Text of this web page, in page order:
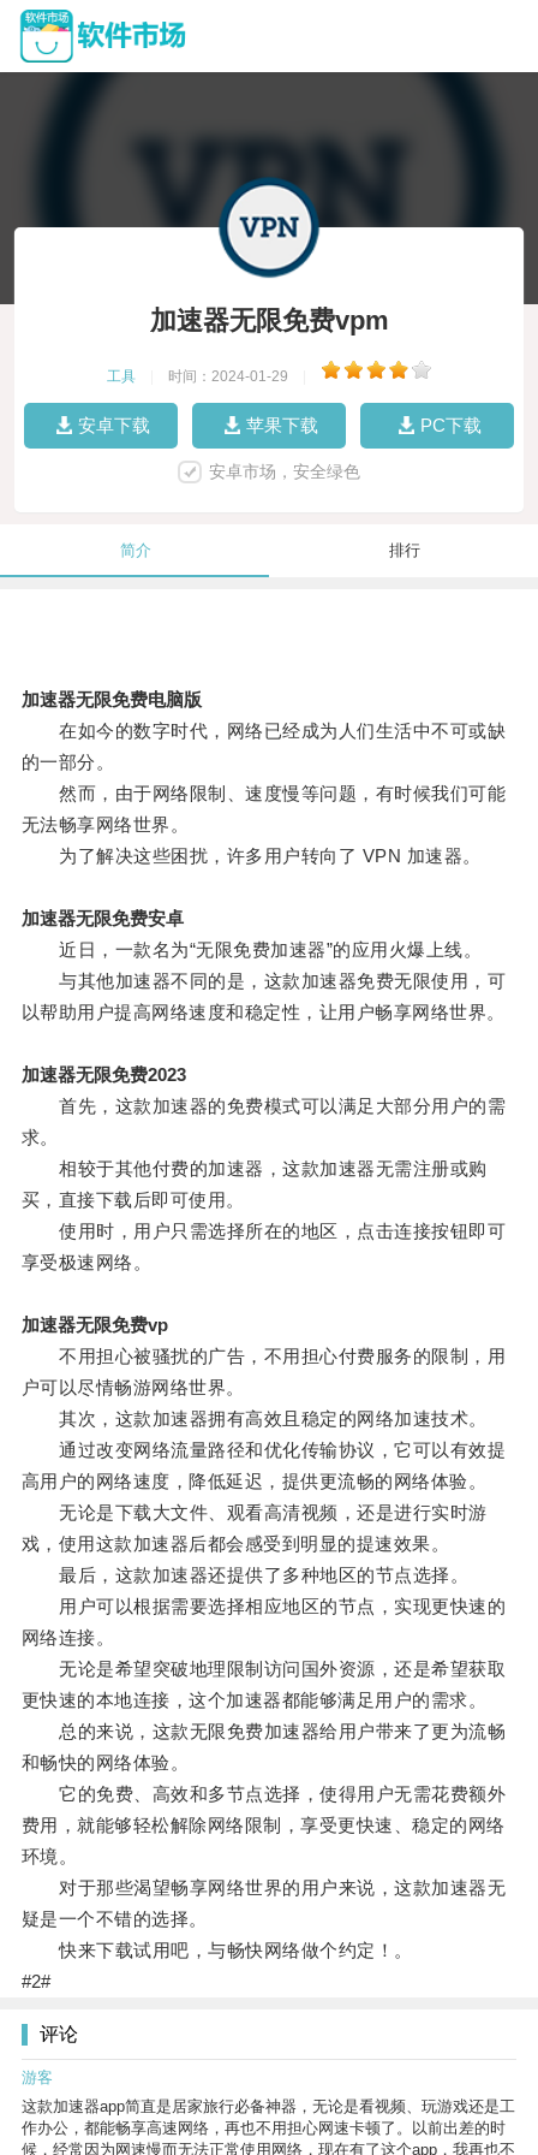
加速器无限免费vpm
工具 时间：2024-01-29
安卓下载 苹果下载 PC下载
安卓市场，安全绿色
简介 排行
加速器无限免费电脑版
在如今的数字时代，网络已经成为人们生活中不可或缺
的一部分。
然而，由于网络限制、速度慢等问题，有时候我们可能
无法畅享网络世界。
为了解决这些困扰，许多用户转向了 VPN 加速器。
加速器无限免费安卓
近日，一款名为“无限免费加速器”的应用火爆上线。
与其他加速器不同的是，这款加速器免费无限使用，可
以帮助用户提高网络速度和稳定性，让用户畅享网络世界。
加速器无限免费2023
首先，这款加速器的免费模式可以满足大部分用户的需
求。
相较于其他付费的加速器，这款加速器无需注册或购
买，直接下载后即可使用。
使用时，用户只需选择所在的地区，点击连接按钮即可
享受极速网络。
加速器无限免费vp
不用担心被骚扰的广告，不用担心付费服务的限制，用
户可以尽情畅游网络世界。
其次，这款加速器拥有高效且稳定的网络加速技术。
通过改变网络流量路径和优化传输协议，它可以有效提
高用户的网络速度，降低延迟，提供更流畅的网络体验。
无论是下载大文件、观看高清视频，还是进行实时游
戏，使用这款加速器后都会感受到明显的提速效果。
最后，这款加速器还提供了多种地区的节点选择。
用户可以根据需要选择相应地区的节点，实现更快速的
网络连接。
无论是希望突破地理限制访问国外资源，还是希望获取
更快速的本地连接，这个加速器都能够满足用户的需求。
总的来说，这款无限免费加速器给用户带来了更为流畅
和畅快的网络体验。
它的免费、高效和多节点选择，使得用户无需花费额外
费用，就能够轻松解除网络限制，享受更快速、稳定的网络
环境。
对于那些渴望畅享网络世界的用户来说，这款加速器无
疑是一个不错的选择。
快来下载试用吧，与畅快网络做个约定！。
#2#
评论
游客
这款加速器app简直是居家旅行必备神器，无论是看视频、玩游戏还是工
作办公，都能畅享高速网络，再也不用担心网速卡顿了。以前出差的时
候，经常因为网速慢而无法正常使用网络，现在有了这个app，我再也不